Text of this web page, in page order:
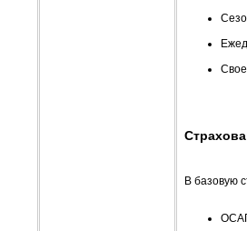
В базовую